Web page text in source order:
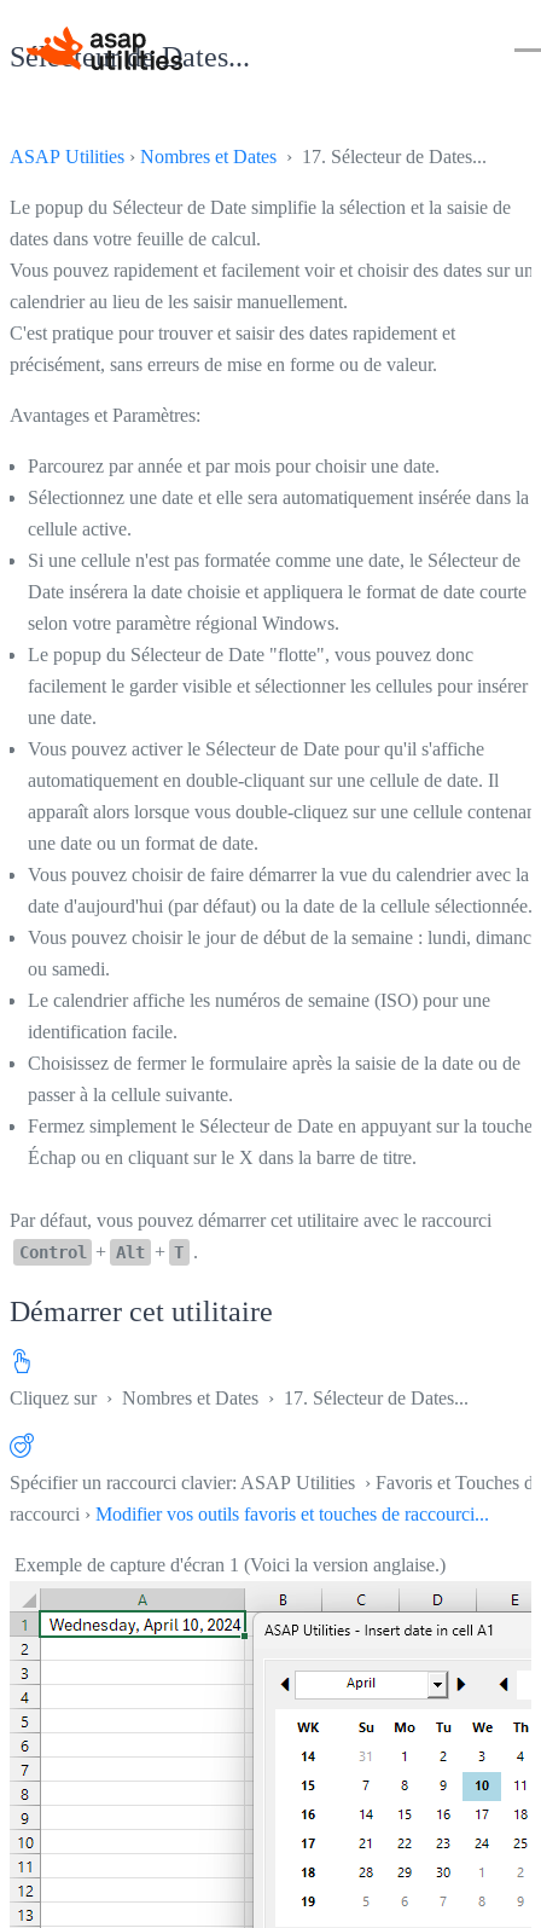
Sélecteur de Dates...
ASAP Utilities › Nombres et Dates › 17. Sélecteur de Dates...
Le popup du Sélecteur de Date simplifie la sélection et la saisie de
dates dans votre feuille de calcul.
Vous pouvez rapidement et facilement voir et choisir des dates sur un
calendrier au lieu de les saisir manuellement.
C'est pratique pour trouver et saisir des dates rapidement et
précisément, sans erreurs de mise en forme ou de valeur.
Avantages et Paramètres:
Parcourez par année et par mois pour choisir une date.
Sélectionnez une date et elle sera automatiquement insérée dans la
cellule active.
Si une cellule n'est pas formatée comme une date, le Sélecteur de
Date insérera la date choisie et appliquera le format de date courte
selon votre paramètre régional Windows.
Le popup du Sélecteur de Date "flotte", vous pouvez donc
facilement le garder visible et sélectionner les cellules pour insérer
une date.
Vous pouvez activer le Sélecteur de Date pour qu'il s'affiche
automatiquement en double-cliquant sur une cellule de date. Il
apparaît alors lorsque vous double-cliquez sur une cellule contenant
une date ou un format de date.
Vous pouvez choisir de faire démarrer la vue du calendrier avec la
date d'aujourd'hui (par défaut) ou la date de la cellule sélectionnée.
Vous pouvez choisir le jour de début de la semaine : lundi,
ou samedi.
Le calendrier affiche les numéros de semaine (ISO) pour une
identification facile.
Choisissez de fermer le formulaire après la saisie de la date ou de
passer à la cellule suivante.
Fermez simplement le Sélecteur de Date en appuyant sur la touche
Échap ou en cliquant sur le X dans la barre de titre.
Par défaut, vous pouvez démarrer cet utilitaire avec le raccourci
Control + Alt + T .
Démarrer cet utilitaire
Cliquez sur › Nombres et Dates › 17. Sélecteur de Dates...
Spécifier un raccourci clavier: ASAP Utilities › Favoris et Touches de
raccourci › Modifier vos outils favoris et touches de raccourci...
Exemple de capture d'écran 1 (Voici la version anglaise.)